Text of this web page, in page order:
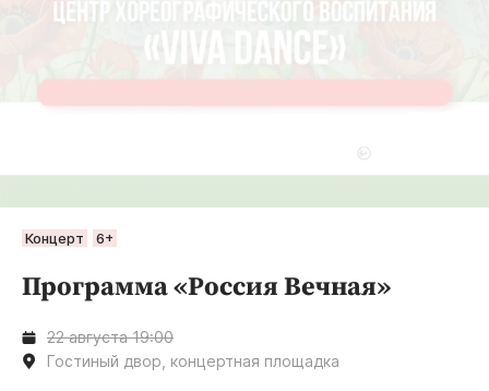
Концерт 6+
Программа «Россия Вечная»
22 августа 19:00
Гостиный двор, концертная площадка